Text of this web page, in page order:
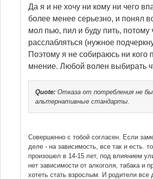
Да я и не хочу ни кому ни чего
более менее серьезно, и понял
мол пью, пил и буду пить, потому
расслабляться (нужное
Поэтому я не собираюсь ни
мнение. Любой волен выбирать
Quote: Отказа от потребления не
альтернативные стандарты.
Совершенно с тобой согласен. Если
деле - на зависимость, все так и есть.
произошел в 14-15 лет, под влиянием
нет зависимости от алкоголя, табака и
хотеть стать взрослым. И родители все